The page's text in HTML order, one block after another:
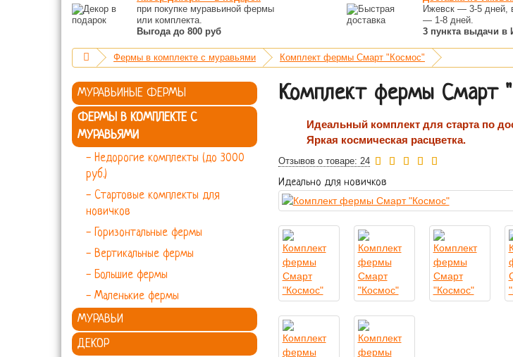
при покупке муравьиной фермы
или комплекта.
Выгода до 800 руб
Ижевск — 3-5 дней,
— 1-8 дней.
3 пункта выдачи в
Фермы в комплекте с муравьями Комплект фермы Смарт "Космос"
МУРАВЬИНЫЕ ФЕРМЫ
ФЕРМЫ В КОМПЛЕКТЕ С
МУРАВЬЯМИ
- Недорогие комплекты (до 3000
руб.)
- Стартовые комплекты для
новичков
- Горизонтальные фермы
- Вертикальные фермы
- Большие фермы
- Маленькие фермы
МУРАВЬИ
ДЕКОР
Комплект фермы Смарт
Идеальный комплект для старта по
Яркая космическая расцветка.
Отзывов о товаре: 24
Идеально для новичков